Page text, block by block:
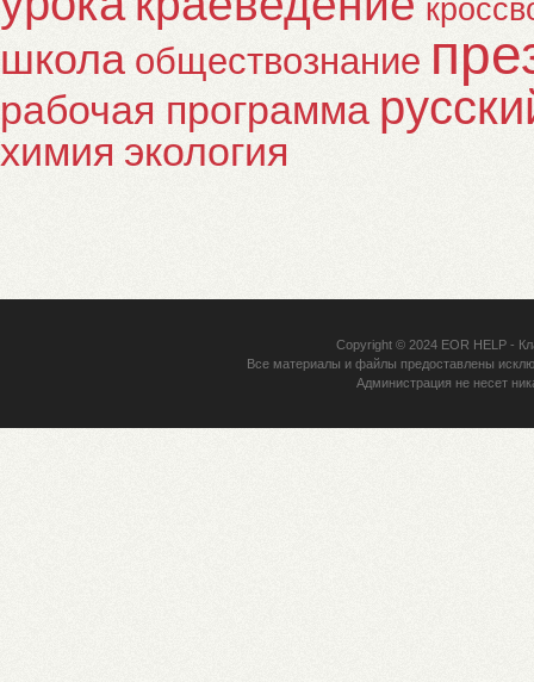
школа обществознание
рабочая программа
химия экология
Copyright © 2024 EOR HELP-
Все материалы и файлы предоставлены
Администрация не несет